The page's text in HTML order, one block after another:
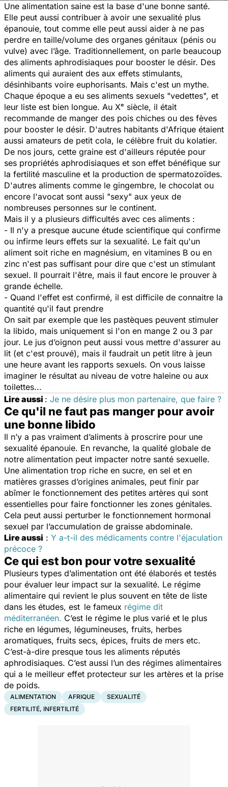
Une alimentation saine est la base d'une bonne santé.
Elle peut aussi contribuer à avoir une sexualité plus
épanouie, tout comme elle peut aussi aider à ne pas
perdre en taille/volume des organes génitaux (pénis ou
vulve) avec l’âge. Traditionnellement, on parle beaucoup
des aliments aphrodisiaques pour booster le désir. Des
aliments qui auraient des aux effets stimulants,
désinhibants voire euphorisants. Mais c'est un mythe.
Chaque époque a eu ses aliments sexuels "vedettes", et
leur liste est bien longue. Au Xᵉ siècle, il était
recommande de manger des pois chiches ou des fèves
pour booster le désir. D'autres habitants d'Afrique étaient
aussi amateurs de petit cola, le célèbre fruit du kolatier.
De nos jours, cette graine est d'ailleurs réputée pour
ses propriétés aphrodisiaques et son effet bénéfique sur
la fertilité masculine et la production de spermatozoïdes.
D'autres aliments comme le gingembre, le chocolat ou
encore l'avocat sont aussi "sexy" aux yeux de
nombreuses personnes sur le continent.
Mais il y a plusieurs difficultés avec ces aliments :
- Il n'y a presque aucune étude scientifique qui confirme
ou infirme leurs effets sur la sexualité. Le fait qu'un
aliment soit riche en magnésium, en vitamines B ou en
zinc n'est pas suffisant pour dire que c'est un stimulant
sexuel. Il pourrait l'être, mais il faut encore le prouver à
grande échelle.
- Quand l'effet est confirmé, il est difficile de connaitre la
quantité qu'il faut prendre
On sait par exemple que les pastèques peuvent stimuler
la libido, mais uniquement si l'on en mange 2 ou 3 par
jour. Le jus d’oignon peut aussi vous mettre d'assurer au
lit (et c'est prouvé), mais il faudrait un petit litre à jeun
une heure avant les rapports sexuels. On vous laisse
imaginer le résultat au niveau de votre haleine ou aux
toilettes...
Lire aussi : Je ne désire plus mon partenaire, que faire ?
Ce qu'il ne faut pas manger pour avoir
une bonne libido
Il n’y a pas vraiment d’aliments à proscrire pour une
sexualité épanouie. En revanche, la qualité globale de
notre alimentation peut impacter notre santé sexuelle.
Une alimentation trop riche en sucre, en sel et en
matières grasses d’origines animales, peut finir par
abîmer le fonctionnement des petites artères qui sont
essentielles pour faire fonctionner les zones génitales.
Cela peut aussi perturber le fonctionnement hormonal
sexuel par l’accumulation de graisse abdominale.
Lire aussi : Y a-t-il des médicaments contre l'éjaculation
précoce ?
Ce qui est bon pour votre sexualité
Plusieurs types d’alimentation ont été élaborés et testés
pour évaluer leur impact sur la sexualité. Le régime
alimentaire qui revient le plus souvent en tête de liste
dans les études, est le fameux régime dit
méditerranéen. C’est le régime le plus varié et le plus
riche en légumes, légumineuses, fruits, herbes
aromatiques, fruits secs, épices, fruits de mers etc.
C’est-à-dire presque tous les aliments réputés
aphrodisiaques. C’est aussi l’un des régimes alimentaires
qui a le meilleur effet protecteur sur les artères et la prise
de poids.
ALIMENTATION AFRIQUE
SEXUALITÉ
FERTILITÉ, INFERTILITÉ